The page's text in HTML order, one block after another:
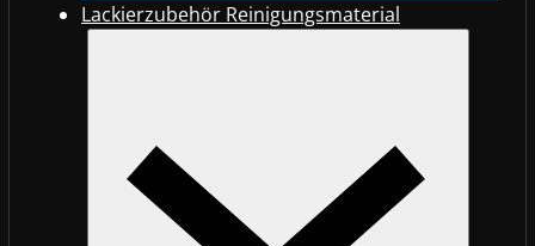
Lackierzubehör Reinigungsmaterial